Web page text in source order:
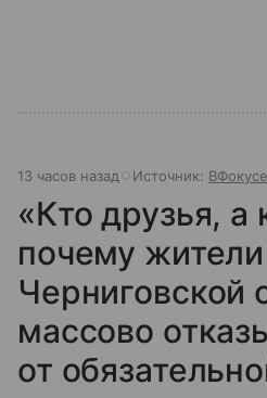
13 часов назад Источник:
«Кто друзья, а
почему жители
Черниговской
массово
от